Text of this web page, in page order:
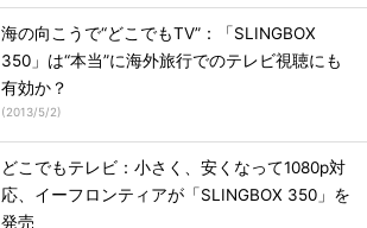
海の向こうで“どこでもTV”：「SLINGBOX
350」は“本当”に海外旅行でのテレビ視聴にも
有効か？
(2013/5/2)
どこでもテレビ：小さく、安くなって1080p対
応、イーフロンティアが「SLINGBOX 350」を
発売